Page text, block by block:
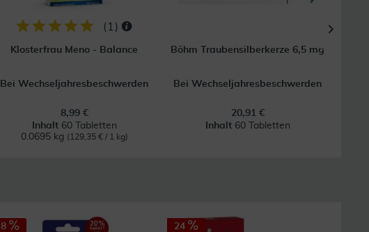
( 1 )
Klosterfrau Meno - Balance
Bei Wechseljahresbeschwerden
8,99 €
Inhalt 60 Tabletten
0.0695 kg (129,35 € / 1 kg)
Böhm Traubensilberkerze 6,5 mg
Bei Wechseljahresbeschwerden
20,91 €
Inhalt 60 Tabletten
8 24